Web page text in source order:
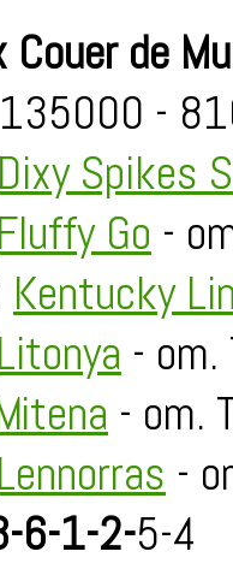
Couer de
135000 -
Dixy Spikes
Fluffy Go -
Kentucky
Litonya - om.
- om.
Lennorras -
6-1-2-5-4